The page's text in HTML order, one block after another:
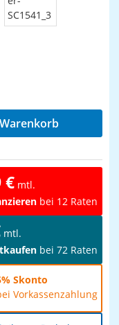
gewünschten
€ mtl.
bei 12 Raten
mtl.
bei 72 Raten
Skonto
Vorkassenzahlung